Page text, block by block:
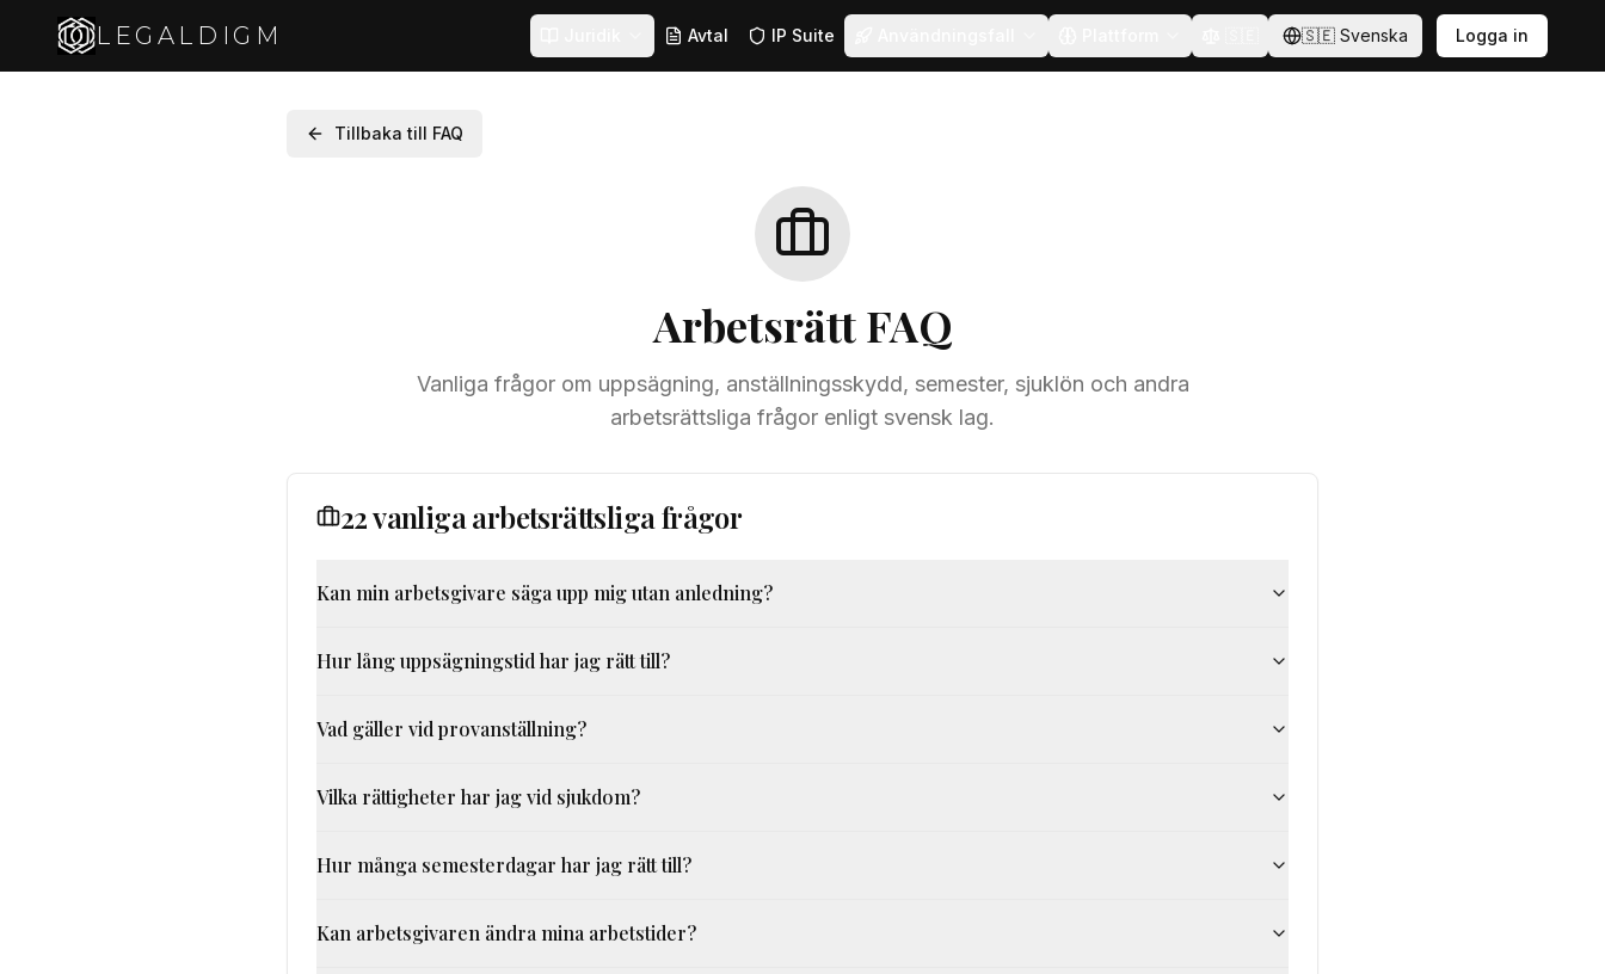
LEGALDIGM Avtal IP Suite 🇸🇪 Svenska Logga in
Tillbaka till FAQ
Arbetsrätt FAQ
Vanliga frågor om uppsägning, anställningsskydd, semester, sjuklön och andra
arbetsrättsliga frågor enligt svensk lag.
22 vanliga arbetsrättsliga frågor
Kan min arbetsgivare säga upp mig utan anledning?
Hur lång uppsägningstid har jag rätt till?
Vad gäller vid provanställning?
Vilka rättigheter har jag vid sjukdom?
Hur många semesterdagar har jag rätt till?
Kan arbetsgivaren ändra mina arbetstider?